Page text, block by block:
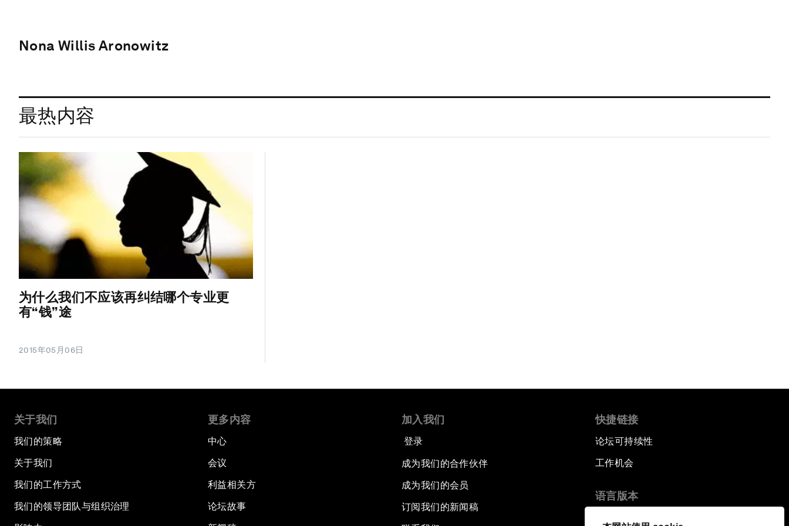
Nona Willis Aronowitz
最热内容
为什么我们不应该再纠结哪个专业更
有“钱”途
2015年05月06日
关于我们
我们的策略
关于我们
我们的工作方式
我们的领导团队与组织治理
更多内容
中心
会议
利益相关方
论坛故事
加入我们
登录
成为我们的合作伙伴
成为我们的会员
订阅我们的新闻稿
快捷链接
论坛可持续性
工作机会
语言版本